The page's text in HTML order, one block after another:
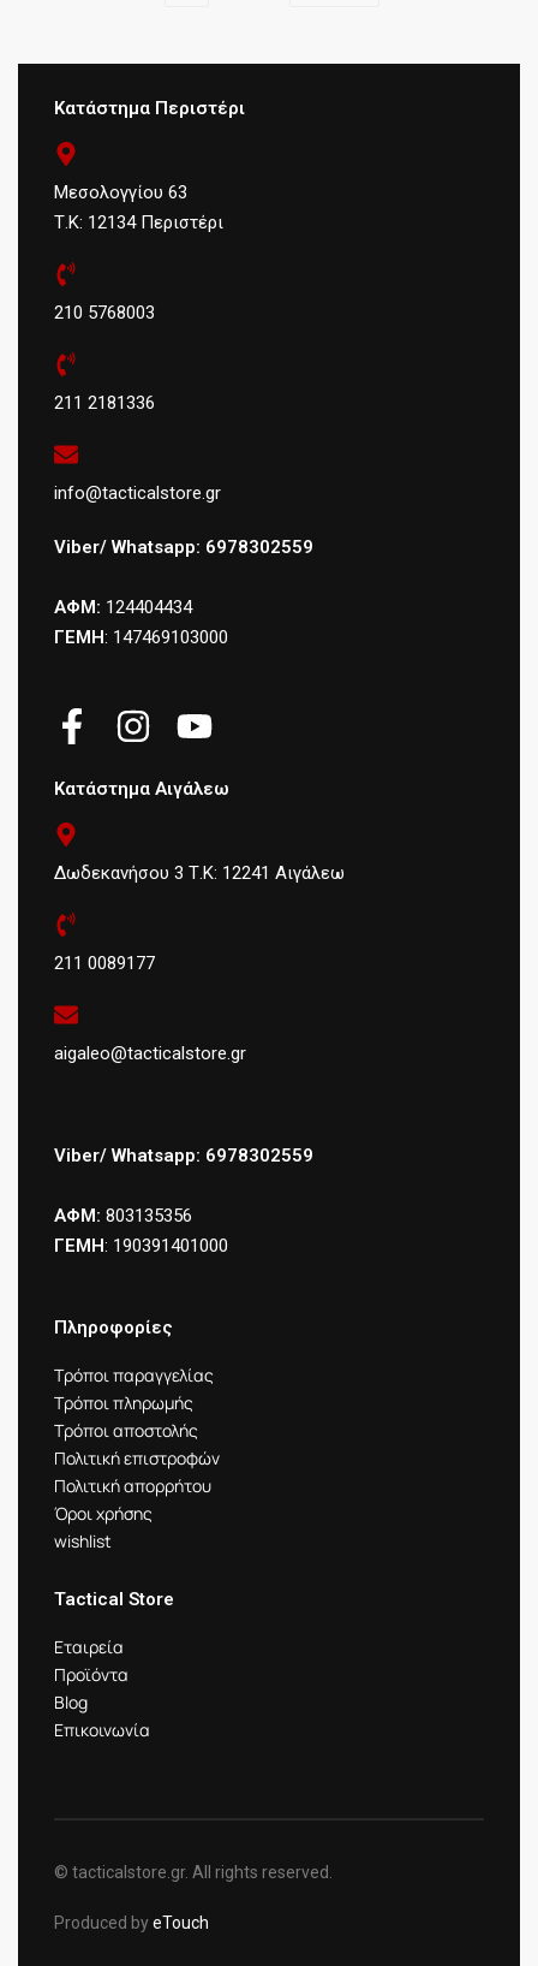
Κατάστημα Περιστέρι
Μεσολογγίου 63
Τ.Κ: 12134 Περιστέρι
210 5768003
211 2181336
info@tacticalstore.gr
Viber/ Whatsapp: 6978302559
ΑΦΜ: 124404434
ΓΕΜΗ: 147469103000
Κατάστημα Αιγάλεω
Δωδεκανήσου 3 Τ.Κ: 12241 Αιγάλεω
211 0089177
aigaleo@tacticalstore.gr
Viber/ Whatsapp: 6978302559
ΑΦΜ: 803135356
ΓΕΜΗ: 190391401000
Πληροφορίες
Τρόποι παραγγελίας
Τρόποι πληρωμής
Τρόποι αποστολής
Πολιτική επιστροφών
Πολιτική απορρήτου
Όροι χρήσης
wishlist
Tactical Store
Εταιρεία
Προϊόντα
Blog
Επικοινωνία
© tacticalstore.gr. All rights reserved.
Produced byeTouch